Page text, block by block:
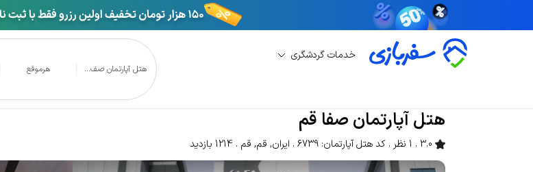
خدمات گردشگری
هتل آپارتمان صف... هرموقع
هتل آپارتمان صفا قم
3.0 1 نظر کد هتل آپارتمان: 6739 ایران, قم, قم 1214 بازدید